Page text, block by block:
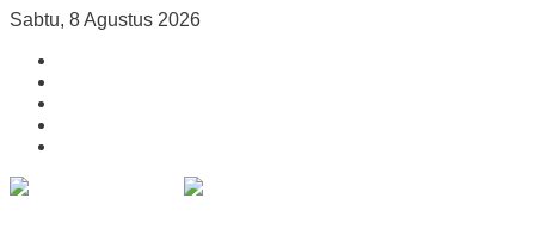
Sabtu, 8 Agustus 2026